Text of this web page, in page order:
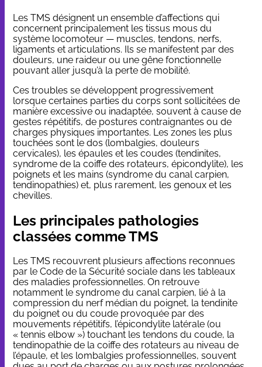
Les TMS désignent un ensemble d’affections qui
concernent principalement les tissus mous du
système locomoteur — muscles, tendons, nerfs,
ligaments et articulations. Ils se manifestent par des
douleurs, une raideur ou une gêne fonctionnelle
pouvant aller jusqu’à la perte de mobilité.
Ces troubles se développent progressivement
lorsque certaines parties du corps sont sollicitées de
manière excessive ou inadaptée, souvent à cause de
gestes répétitifs, de postures contraignantes ou de
charges physiques importantes. Les zones les plus
touchées sont le dos (lombalgies, douleurs
cervicales), les épaules et les coudes (tendinites,
syndrome de la coiffe des rotateurs, épicondylite), les
poignets et les mains (syndrome du canal carpien,
tendinopathies) et, plus rarement, les genoux et les
chevilles.
Les principales pathologies
classées comme TMS
Les TMS recouvrent plusieurs affections reconnues
par le Code de la Sécurité sociale dans les tableaux
des maladies professionnelles. On retrouve
notamment le syndrome du canal carpien, lié à la
compression du nerf médian du poignet, la tendinite
du poignet ou du coude provoquée par des
mouvements répétitifs, l’épicondylite latérale (ou
« tennis elbow ») touchant les tendons du coude, la
tendinopathie de la coiffe des rotateurs au niveau de
l’épaule, et les lombalgies professionnelles, souvent